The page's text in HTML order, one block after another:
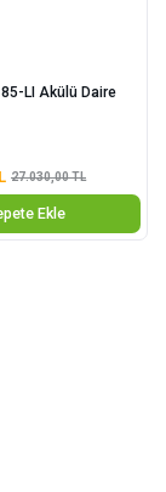
LI Akülü Daire
27.030,00 TL
Ekle